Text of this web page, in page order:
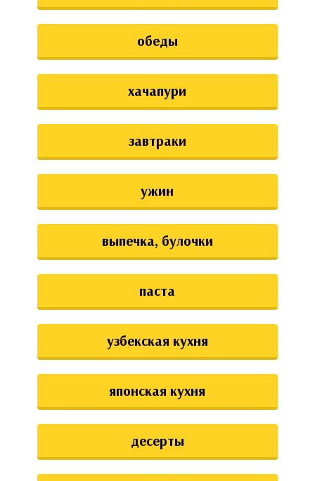
обеды
хачапури
завтраки
ужин
выпечка, булочки
паста
узбекская кухня
японская кухня
десерты